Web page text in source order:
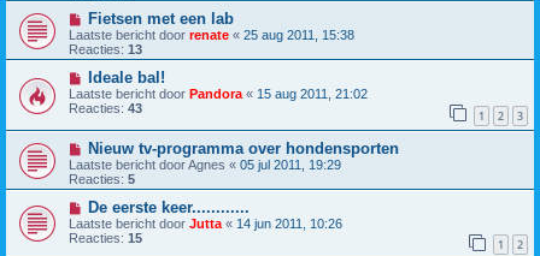
Fietsen met een lab
Laatste bericht door renate « 25 aug 2011, 15:38
Reacties: 13
Ideale bal!
Laatste bericht door Pandora « 15 aug 2011, 21:02
Reacties: 43 1 2 3
Nieuw tv-programma over hondensporten
Laatste bericht doorAgnes « 05 jul 2011, 19:29
Reacties: 5
De eerste keer............
Laatste bericht door Jutta « 14 jun 2011, 10:26
Reacties: 15 1 2